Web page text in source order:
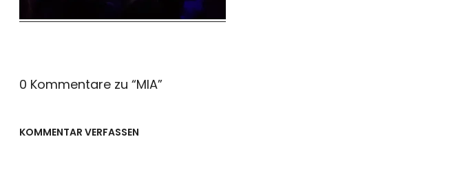
0 Kommentare zu “MIA”
KOMMENTAR VERFASSEN